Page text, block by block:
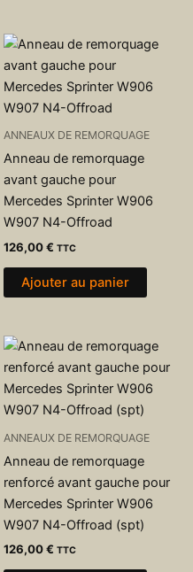
ANNEAUX DE REMORQUAGE
Anneau de remorquage
avant gauche pour
Mercedes Sprinter W906
W907 N4-Offroad
126,00€ TTC
Ajouter au panier
ANNEAUX DE REMORQUAGE
Anneau de remorquage
renforcé avant gauche pour
Mercedes Sprinter W906
W907 N4-Offroad (spt)
126,00€ TTC